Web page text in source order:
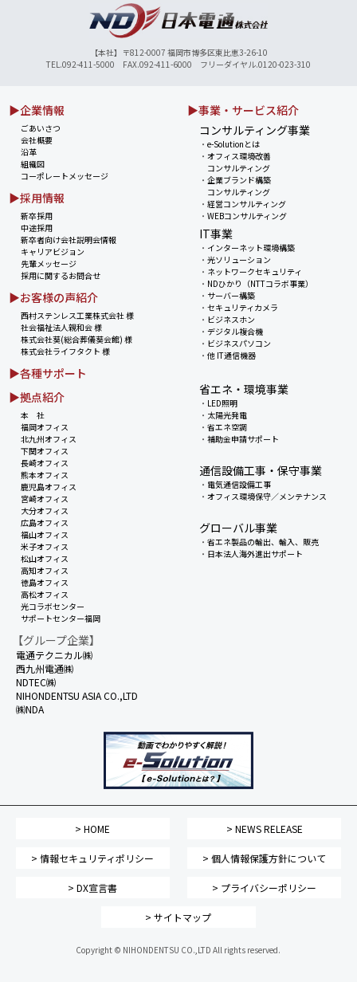
【本社】〒812-0007 福岡市博多区東比恵3-26-10
TEL.092-411-5000 FAX.092-411-6000 フリーダイヤル.0120-023-310
▶企業情報
ごあいさつ
会社概要
沿革
組織図
コーポレートメッセージ
▶採用情報
新卒採用
中途採用
新卒者向け会社説明会情報
キャリアビジョン
先輩メッセージ
採用に関するお問合せ
▶お客様の声紹介
西村ステンレス工業株式会社 様
社会福祉法人親和会 様
株式会社葵(総合葬儀葵会館) 様
株式会社ライフタクト 様
▶各種サポート
▶事業・サービス紹介
コンサルティング事業
・e-Solutionとは
・オフィス環境改善
コンサルティング
・企業ブランド構築
コンサルティング
・経営コンサルティング
・WEBコンサルティング
IT事業
・ インターネット環境構築
・光ソリューション
・ ネットワークセキュリティ
・ NDひかり（NTTコラボ事業）
・ サーバー構築
・セキュリティカメラ
・ ビジネスホン
・デジタル複合機
・ ビジネスパソコン
・他 IT通信機器
省エネ・環境事業
・ LED照明
・ 太陽光発電
・省エネ空調
・補助金申請サポート
通信設備工事・保守事業
・ 電気通信設備工事
・オフィス環境保守／メンテナンス
グローバル事業
・省エネ製品の輸出、輸入、販売
・ 日本法人海外進出サポート
▶拠点紹介
本 社
福岡オフィス
北九州オフィス
下関オフィス
長崎オフィス
熊本オフィス
鹿児島オフィス
宮崎オフィス
大分オフィス
広島オフィス
福山オフィス
米子オフィス
松山オフィス
高知オフィス
徳島オフィス
高松オフィス
光コラボセンター
サポートセンター福岡
【グループ企業】
電通テクニカル㈱
西九州電通㈱
NDTEC㈱
NIHONDENTSU ASIA CO.,LTD
㈱NDA
> HOME > NEWS RELEASE
> 情報セキュリティポリシー > 個人情報保護方針について
> DX宣言書 > プライバシーポリシー
> サイトマップ
Copyright © NIHONDENTSU CO.,LTD All rights reserved.